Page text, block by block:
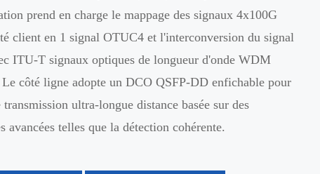
prend en charge le mappage des signaux 4x100G
client en 1 signal OTUC4 et l'interconversion du signal
ITU-T signaux optiques de longueur d'onde WDM
côté ligne adopte un DCO QSFP-DD enfichable pour
transmission ultra-longue distance basée sur des
avancées telles que la détection cohérente.